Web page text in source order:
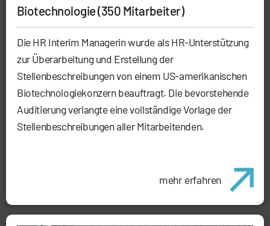
Biotechnologie (350 Mitarbeiter)
Die HR Interim Managerin wurde als HR-Unterstützung
zur Überarbeitung und Erstellung der
Stellenbeschreibungen von einem US-amerikanischen
Biotechnologiekonzern beauftragt. Die bevorstehende
Auditierung verlangte eine vollständige Vorlage der
Stellenbeschreibungen aller Mitarbeitenden.
mehr erfahren